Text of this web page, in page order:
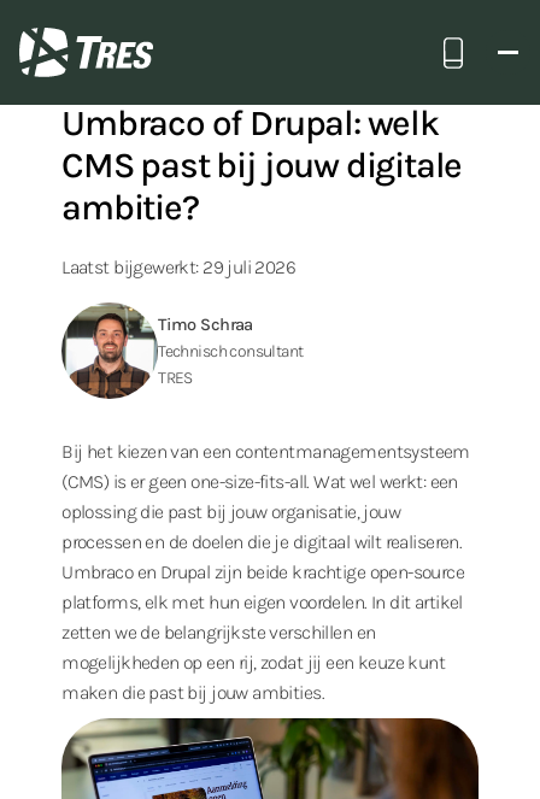
Bel ons
Terug naar alle insights
Umbraco of Drupal: welk
CMS past bij jouw digitale
ambitie?
Laatst bijgewerkt: 29 juli 2026
Timo Schraa
Technisch consultant
TRES
Bij het kiezen van een contentmanagementsysteem
(CMS) is er geen one-size-fits-all. Wat wel werkt: een
oplossing die past bij jouw organisatie, jouw
processen en de doelen die je digitaal wilt realiseren.
Umbraco en Drupal zijn beide krachtige open-source
platforms, elk met hun eigen voordelen. In dit artikel
zetten we de belangrijkste verschillen en
mogelijkheden op een rij, zodat jij een keuze kunt
maken die past bij jouw ambities.